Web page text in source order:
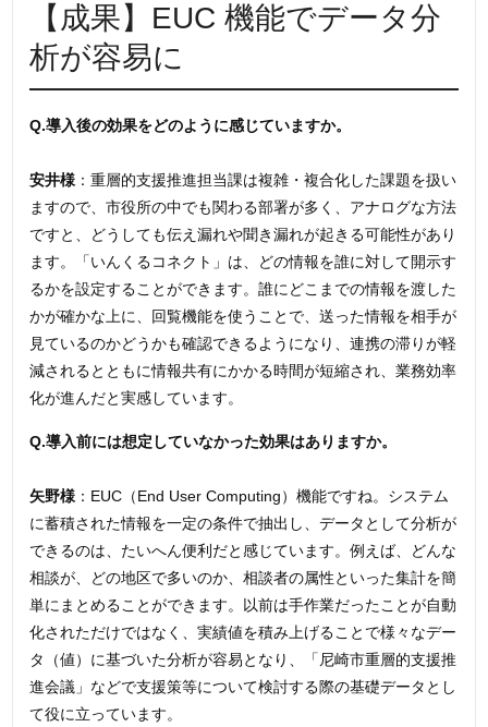
【成果】EUC 機能でデータ分
析が容易に
Q.導入後の効果をどのよ うに感じていますか。
安井様 ：重層的支援推進担当課は複雑・複合化した課題を扱い
ますので、市役所の中でも関わる部署が多く、アナログな方法
ですと、どうしても伝え漏れや聞き漏れが起きる可能性があり
ます。「いんくるコネクト」は、どの情報を誰に対して開示す
るかを設定することができます。誰にどこまでの情報を渡した
かが確かな上に、回覧機能を使うことで、送った情報を相手が
見ているのかどうかも確認できるようになり、連携の滞りが軽
減されるとともに情報共有にかかる時間が短縮され、業務効率
化が進んだと実感しています。
Q.導入前には想定していなかった効果はありますか。
矢野様 ：EUC（End User Computing）機能ですね。システム
に蓄積された情報を一定の条件で抽出し、データとして分析が
できるのは、たいへん便利だと感じています。例えば、どんな
相談が、どの地区で多いのか、相談者の属性といった集計を簡
単にまとめることができます。以前は手作業だったことが自動
化されただけではなく、実績値を積み上げることで様々なデー
タ（値）に基づいた分析が容易となり、「尼崎市重層的支援推
進会議」などで支援策等について検討する際の基礎データとし
て役に立っています。